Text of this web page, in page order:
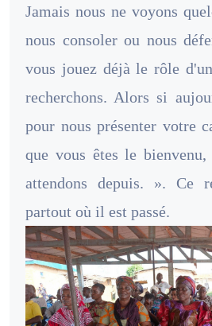
Jamais nous ne voyons
nous consoler ou nous
vous jouez déjà le rôle
recherchons. Alors si
pour nous présenter votre
que vous êtes le
attendons depuis. ». Ce
partout où il est passé.